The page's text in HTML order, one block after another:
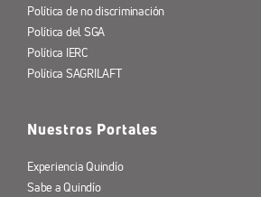
Política de no discriminación
Política del SGA
Política IERC
Política SAGRILAFT
Nuestros Portales
Experiencia Quindío
Sabe a Quindío